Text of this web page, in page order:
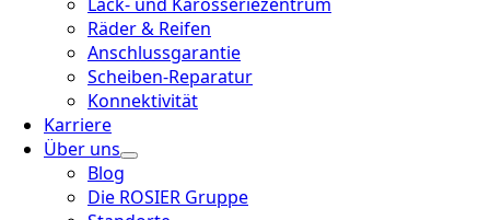
Räder & Reifen
Anschlussgarantie
Scheiben-Reparatur
Konnektivität
Karriere
Über uns
Blog
Die ROSIER Gruppe